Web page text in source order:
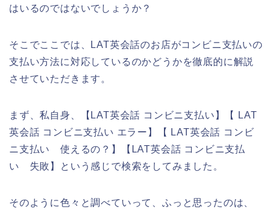
はいるのではないでしょうか？
そこでここでは、LAT英会話のお店がコンビニ支払いの
支払い方法に対応しているのかどうかを徹底的に解説
させていただきます。
まず、私自身、【LAT英会話 コンビニ支払い】【 LAT
英会話 コンビニ支払い エラー】【 LAT英会話 コンビ
ニ支払い 使えるの？】【LAT英会話 コンビニ支払
い 失敗】という感じで検索をしてみました。
そのように色々と調べていって、ふっと思ったのは、